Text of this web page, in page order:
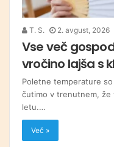
T. S. 2. avgust, 2026
Vse več
vročino lajša s
Poletne temperature
čutimo v trenutnem, že
letu.…
Več »